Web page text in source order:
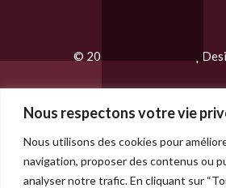
Nous respectons votre vie
Nous utilisons des cookies pour
navigation, proposer des contenus ou
analyser notre trafic. En cliquant sur
© 2025 Linea Avocats |